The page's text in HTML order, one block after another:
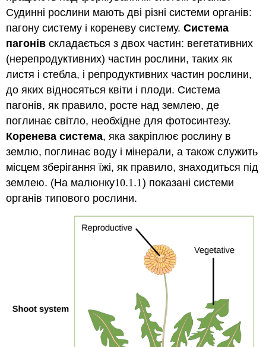
Судинні рослини мають дві різні системи органів:
пагону систему і кореневу систему.Система
пагонів складається з двох частин: вегетативних
(нерепродуктивних) частин рослини, таких як
листя і стебла, і репродуктивних частин рослини,
до яких відносяться квіти і плоди. Система
пагонів, як правило, росте над землею, де
поглинає світло, необхідне для фотосинтезу.
Коренева система, яка закріплює рослину в
землю, поглинає воду і мінерали, а також служить
місцем зберігання їжі, як правило, знаходиться під
землею. (На малюнку10.1.1
10.1.1) показані системи
органів типового рослини.